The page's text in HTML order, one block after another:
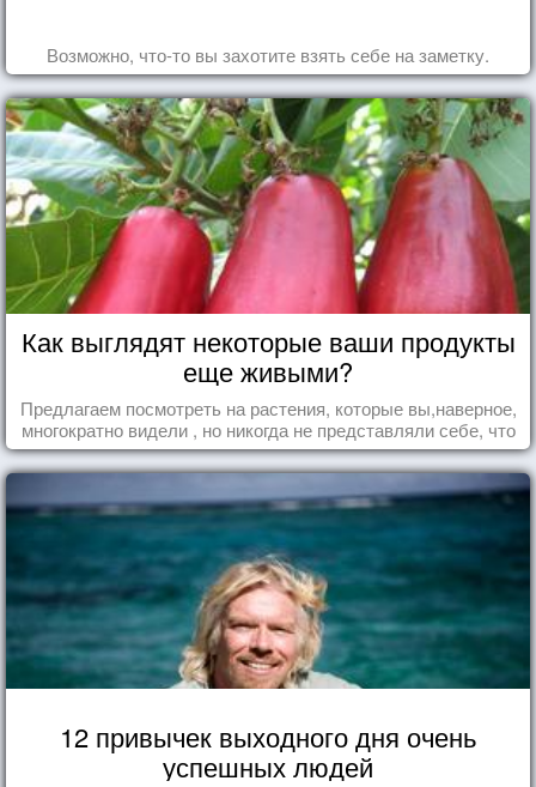
Возможно, что-то вы захотите взять себе на заметку.
Как выглядят некоторые ваши продукты
еще живыми?
Предлагаем посмотреть на растения, которые вы,наверное,
многократно видели , но никогда не представляли себе, что
употребляете их в пищу.
12 привычек выходного дня очень
успешных людей